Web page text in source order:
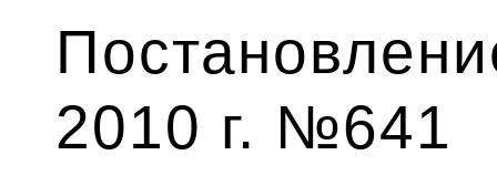
2010 г. №641